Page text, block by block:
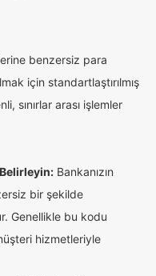
benzersiz para
için standartlaştırılmış
sınırlar arası işlemler
Bankanızın
bir şekilde
Genellikle bu kodu
hizmetleriyle